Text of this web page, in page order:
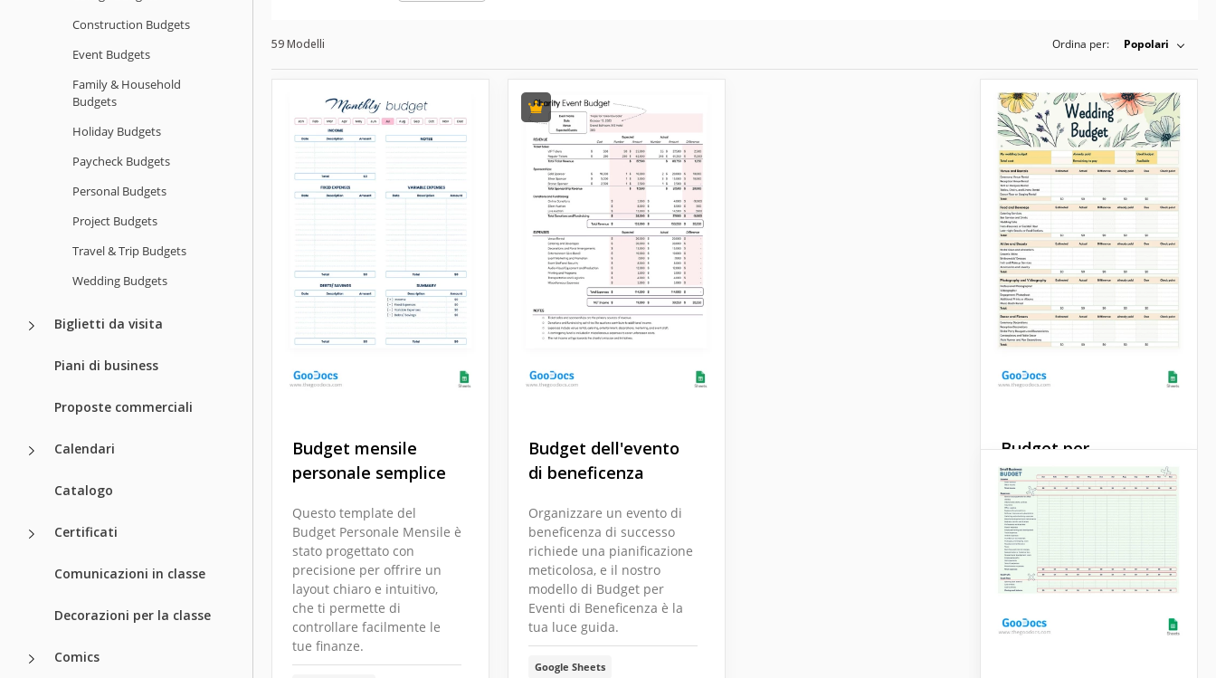
Construction Budgets
Event Budgets
Family & Household
Budgets
Holiday Budgets
Paycheck Budgets
Personal Budgets
Project Budgets
Travel & Trip Budgets
Wedding Budgets
Biglietti da visita
Piani di business
Proposte commerciali
Calendari
Catalogo
Certificati
Comunicazioni in classe
Decorazioni per la classe
Comics
59 Modelli Ordina per: Popolari
Budget mensile
personale semplice
Questo template del
Budget Personale Mensile è
stato progettato con
precisione per offrire un
layout chiaro e intuitivo,
che ti permette di
controllare facilmente le
tue finanze.
Budget dell'evento
di beneficenza
Organizzare un evento di
beneficenza di successo
richiede una pianificazione
meticolosa, e il nostro
modello di Budget per
Eventi di Beneficenza è la
tua luce guida.
Google Sheets
Budget per
matrimoni floreali
Vivi la bellezza di un
percorso di pianificazione
di nozze senza stress con il
nostro elegante modello di
budget per matrimoni